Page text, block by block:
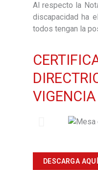
Al respecto la
discapacidad ha
todos tengan la
DESCARGA